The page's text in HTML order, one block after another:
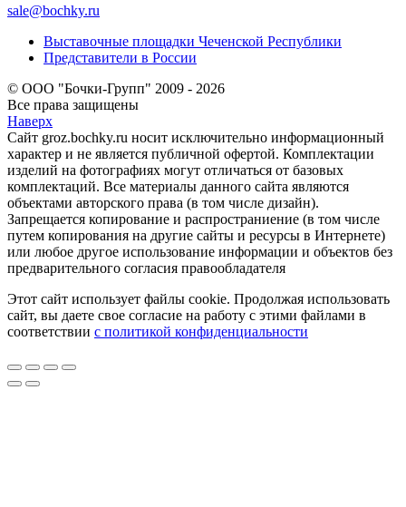
sale@bochky.ru
Выставочные площадки Чеченской Республики
Представители в России
© ООО "Бочки-Групп" 2009 - 2026
Все права защищены
Наверх
Сайт groz.bochky.ru носит исключительно информационный
характер и не является публичной офертой. Комплектации
изделий на фотографиях могут отличаться от базовых
комплектаций. Все материалы данного сайта являются
объектами авторского права (в том числе дизайн).
Запрещается копирование и распространиение (в том числе
путем копирования на другие сайты и ресурсы в Интернете)
или любое другое использование информации и объектов без
предварительного согласия правообладателя
Этот сайт использует файлы cookie. Продолжая использовать
сайт, вы даете свое согласие на работу с этими файлами в
соответствии с политикой конфиденциальности